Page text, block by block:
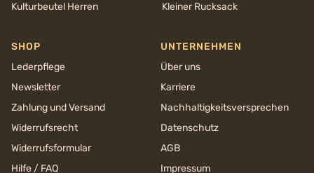
Kulturbeutel Herren
Kleiner Rucksack
SHOP
Lederpflege
Newsletter
Zahlung und Versand
Widerrufsrecht
Widerrufsformular
Hilfe / FAQ
UNTERNEHMEN
Über uns
Karriere
Nachhaltigkeits­versprechen
Datenschutz
AGB
Impressum